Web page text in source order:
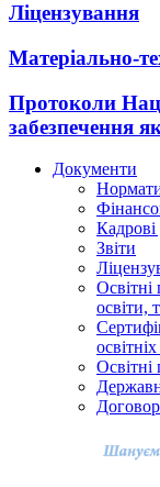
Ліцензування
Матеріально-
Протоколи
забезпечення
Документи
Звіти
Освітні
освіти,
Освітні